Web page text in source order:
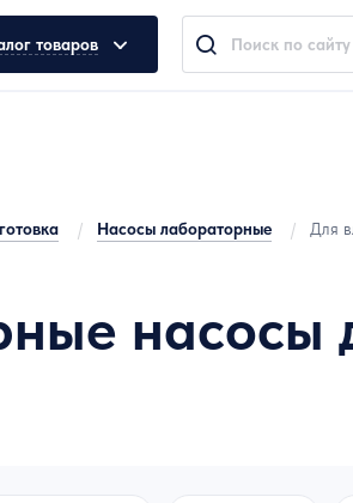
товаров
/ Насосы лабораторные / Для
насосы